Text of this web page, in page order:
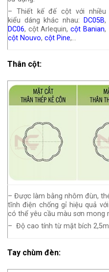
– Thiết kế đế cột với nhiều
kiểu dáng khác nhau:
DC05B,
DC06, cột Arlequin,cột Banian,
cột Nouvo, cột Pine,…
Thân cột:
– Được làm bằng nhôm đùn,
tĩnh điện chống gỉ hiệu quả
có thể yêu cầu màu sơn mong
– Độ cao tính từ mặt bích
Tay chùm đèn: